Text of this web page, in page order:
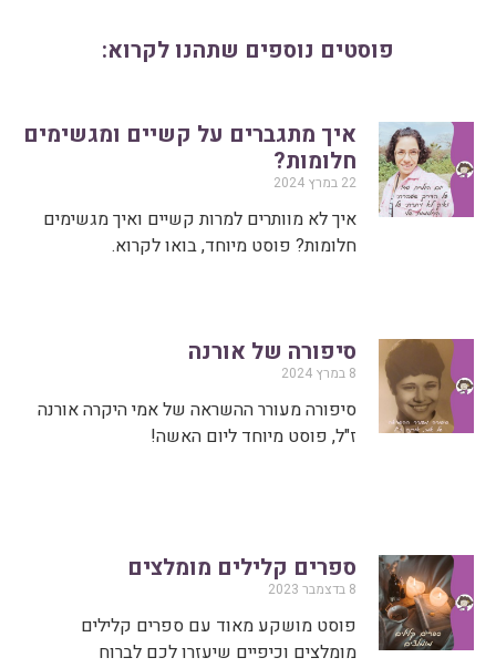
פוסטים נוספים שתהנו לקרוא:
איך מתגברים על קשיים ומגשימים
חלומות?
22 במרץ 2024
איך לא מוותרים למרות קשיים ואיך מגשימים
חלומות? פוסט מיוחד, בואו לקרוא.
סיפורה של אורנה
8 במרץ 2024
סיפורה מעורר ההשראה של אמי היקרה אורנה
ז"ל, פוסט מיוחד ליום האשה!
ספרים קלילים מומלצים
8 בדצמבר 2023
פוסט מושקע מאוד עם ספרים קלילים
מומלצים וכיפיים שיעזרו לכם לברוח